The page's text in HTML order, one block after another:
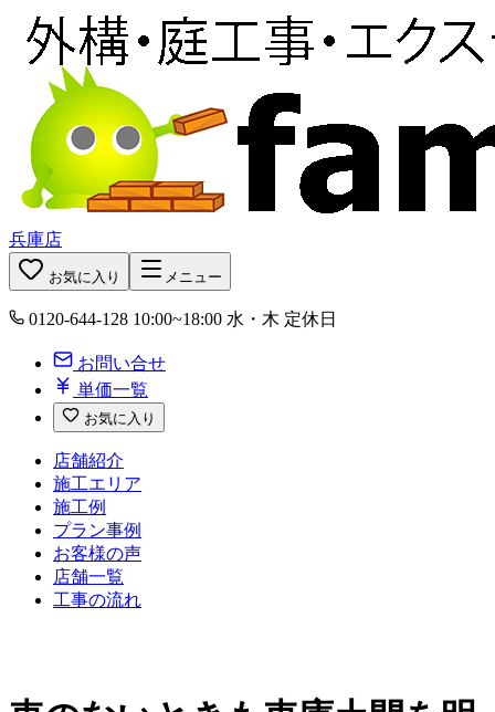
兵庫店
お気に入り メニュー
0120-644-128 10:00~18:00 水・木 定休日
お問い合せ
単価一覧
お気に入り
店舗紹介
施工エリア
施工例
プラン事例
お客様の声
店舗一覧
工事の流れ